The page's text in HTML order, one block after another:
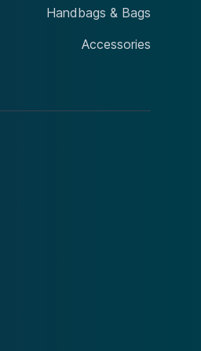
Handbags & Bags
Accessories